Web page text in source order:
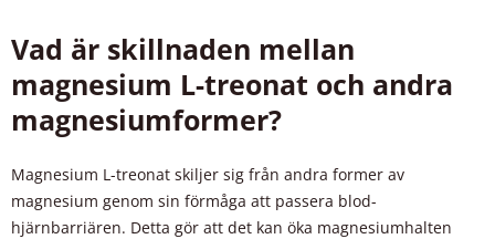
Vad är skillnaden mellan
magnesium L-treonat och andra
magnesiumformer?
Magnesium L-treonat skiljer sig från andra former av
magnesium genom sin förmåga att passera blod-
hjärnbarriären. Detta gör att det kan öka magnesiumhalten